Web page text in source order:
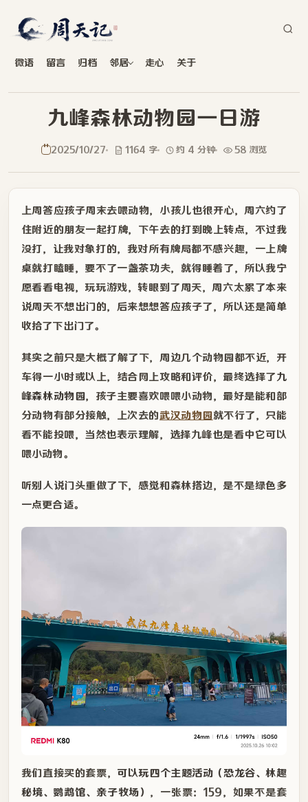
微语 留言 归档 邻居 走心 关于
九峰森林动物园一日游
2025/10/27 1164 字 约 4 分钟 58 浏览
上周答应孩子周末去喂动物，小孩儿也很开心，周六约了
住附近的朋友一起打牌，下午去的打到晚上转点，不过我
没打，让我对象打的，我对所有牌局都不感兴趣，一上牌
桌就打瞌睡，要不了一盏茶功夫，就得睡着了，所以我宁
愿看看电视，玩玩游戏，转眼到了周天，周六太累了本来
说周天不想出门的，后来想想答应孩子了，所以还是简单
收拾了下出门了。
其实之前只是大概了解了下，周边几个动物园都不近，开
车得一小时或以上，结合网上攻略和评价，最终选择了 九
峰森林动物园，孩子主要喜欢喂喂小动物，最好是能和部
分动物有部分接触，上次去的 武汉动物园就不行了，只能
看不能投喂，当然也表示理解，选择九峰也是看中它可以
喂小动物。
听别人说门头重做了下，感觉和森林搭边，是不是绿色多
一点更合适。
我们直接买的套票， 可以玩四个主题活动（恐龙谷、林趣
秘境、鹦鹉馆、亲子牧场） ，一张票：159，如果不是套